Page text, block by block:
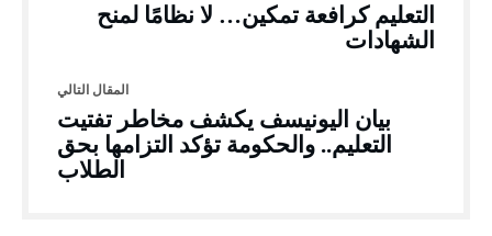
التعليم كرافعة تمكين… لا نظامًا لمنح
الشهادات
بيان اليونيسف يكشف مخاطر تفتيت
التعليم.. والحكومة تؤكد التزامها بحق
الطلاب